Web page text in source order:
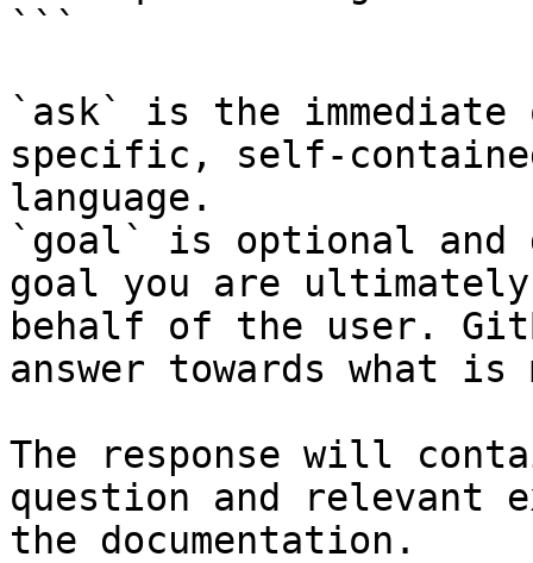
```
`ask` is the
specific, self-
language.
`goal` is optional and
goal you are
behalf of the user.
answer towards what
The response will
question and relevant
the documentation.